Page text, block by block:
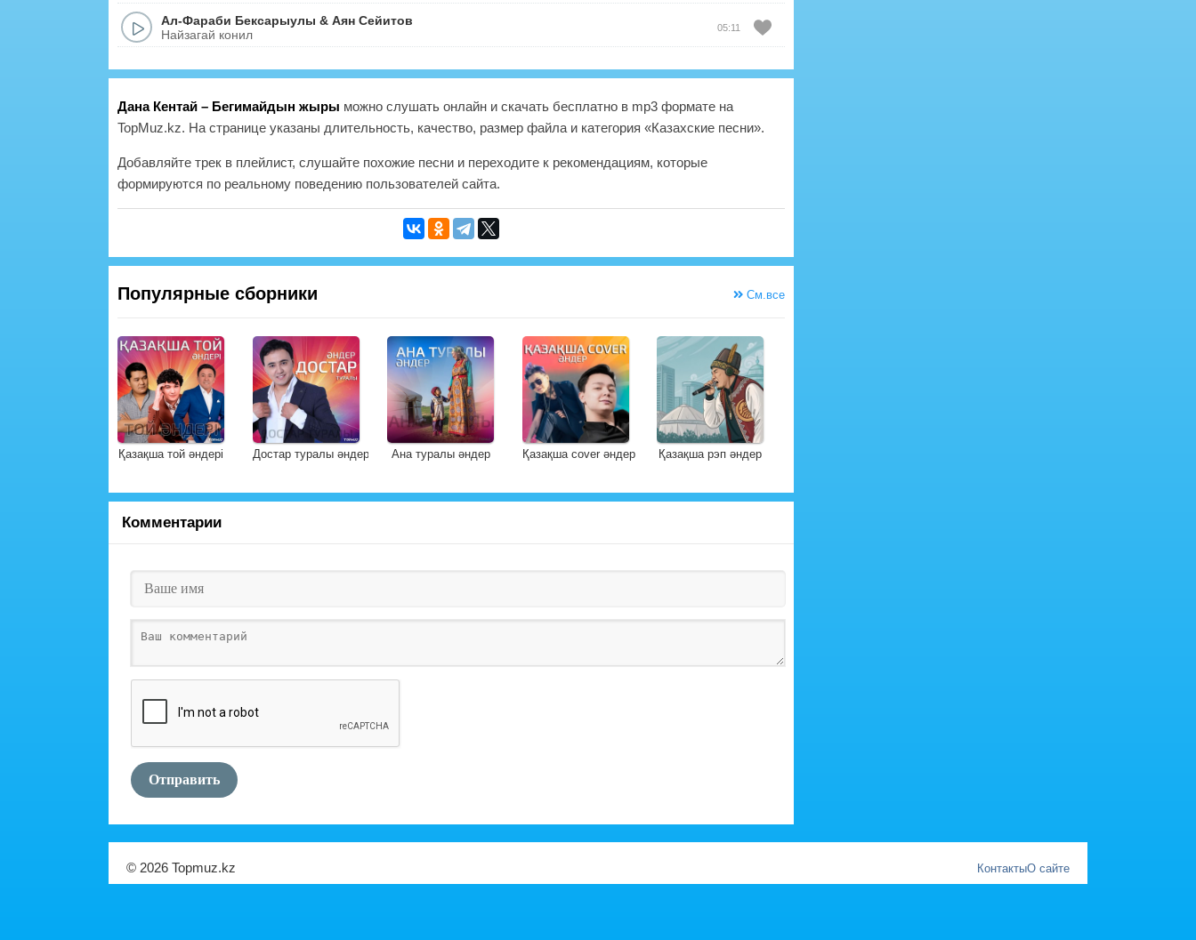
Ал-Фараби Бексарыулы & Аян Сейитов
Найзагай конил
05:11
Дана Кентай – Бегимайдын жыры можно слушать онлайн и скачать бесплатно в mp3 формате на
TopMuz.kz. На странице указаны длительность, качество, размер файла и категория «Казахские песни».
Добавляйте трек в плейлист, слушайте похожие песни и переходите к рекомендациям, которые
формируются по реальному поведению пользователей сайта.
Популярные сборники См.все
Қазақша той әндері Достар туралы әндер Ана туралы әндер Қазақша cover әндер Қазақша рэп әндер
Комментарии
Отправить
© 2026 Topmuz.kz КонтактыО сайте